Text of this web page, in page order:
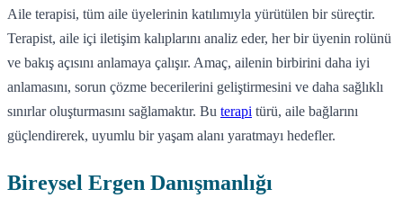
Aile terapisi, tüm aile üyelerinin katılımıyla yürütülen bir süreçtir.
Terapist, aile içi iletişim kalıplarını analiz eder, her bir üyenin rolünü
ve bakış açısını anlamaya çalışır. Amaç, ailenin birbirini daha iyi
anlamasını, sorun çözme becerilerini geliştirmesini ve daha sağlıklı
sınırlar oluşturmasını sağlamaktır. Bu terapi türü, aile bağlarını
güçlendirerek, uyumlu bir yaşam alanı yaratmayı hedefler.
Bireysel Ergen Danışmanlığı